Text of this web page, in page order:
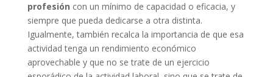
profesión con un mínimo de capacidad o eficacia, y
siempre que pueda dedicarse a otra distinta.
Igualmente, también recalca la importancia de que esa
actividad tenga un rendimiento económico
aprovechable y que no se trate de un ejercicio